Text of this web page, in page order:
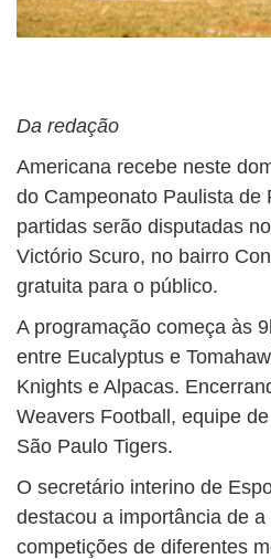
Da redação
Americana recebe neste
do Campeonato Paulista de
partidas serão disputadas
Victório Scuro, no bairro
gratuita para o público.
A programação começa às
entre Eucalyptus e
Knights e Alpacas.
Weavers Football, equipe
São Paulo Tigers.
O secretário interino de
destacou a importância de
competições de diferentes